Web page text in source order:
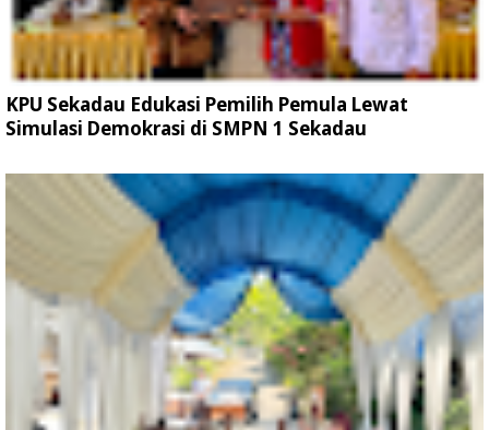
KPU Sekadau Edukasi Pemilih Pemula Lewat
Simulasi Demokrasi di SMPN 1 Sekadau